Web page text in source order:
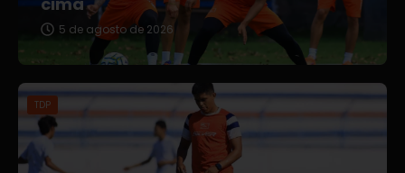
5 de agosto de 2026
TDP